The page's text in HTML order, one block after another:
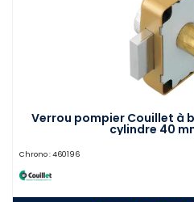
Verrou pompier Couillet à
cylindre 40
Chrono : 460196